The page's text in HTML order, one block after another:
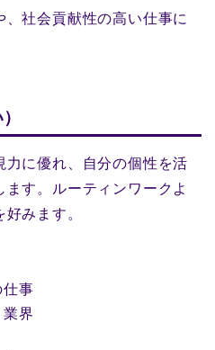
、社会貢献性の高い仕事に
力に優れ、自分の個性を活
す。ルーティンワークよ
みます。
仕事
界